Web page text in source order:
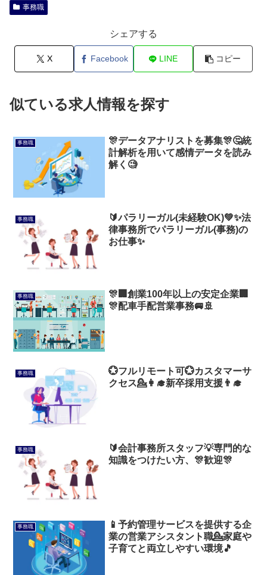
事務職
シェアする
X Facebook LINE コピー
似ている求人情報を探す
事務職
🎊データアナリストを募集🎊🤔統
計解析を用いて感情データを読み
解く🧐
事務職
🔰パラリーガル(未経験OK)💚✨法
律事務所でパラリーガル(事務)の
お仕事✨
事務職
🎊🏢創業100年以上の安定企業🏢
🎊配車手配営業事務🚐🚢
事務職
💮フルリモート可💮カスタマーサ
クセス💁👩‍🎓新卒採用支援👨‍🎓
事務職
🔰会計事務所スタッフ💡専門的な
知識をつけたい方、🎊歓迎🎊
事務職
📱予約管理サービスを提供する企
業の営業アシスタント職💁家庭や
子育てと両立しやすい環境🎵